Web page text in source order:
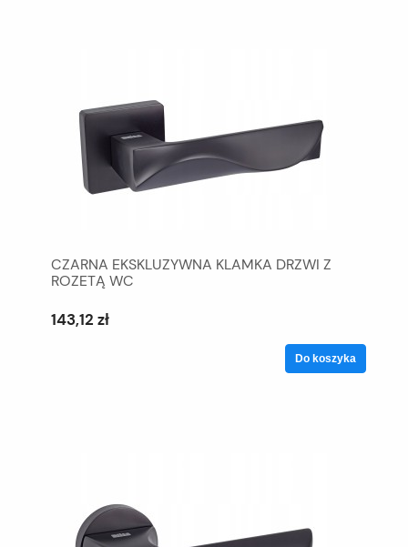
CZARNA EKSKLUZYWNA KLAMKA DRZWI Z
ROZETĄ WC
143,12 zł
Do koszyka